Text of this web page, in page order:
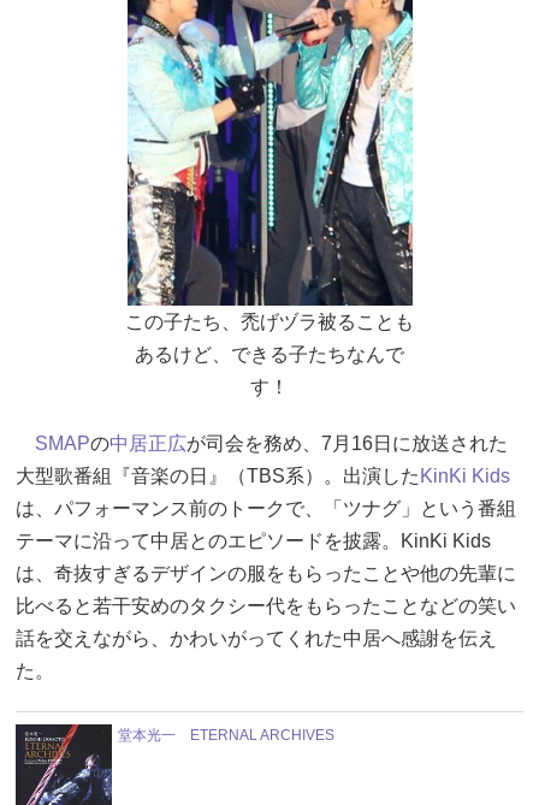
この子たち、禿げヅラ被ることも
あるけど、できる子たちなんで
す！
SMAPの中居正広が司会を務め、7月16日に放送された
大型歌番組『音楽の日』（TBS系）。出演した KinKi Kids
は、パフォーマンス前のトークで、「ツナグ」という番組
テーマに沿って中居とのエピソードを披露。KinKi Kids
は、奇抜すぎるデザインの服をもらったことや他の先輩に
比べると若干安めのタクシー代をもらったことなどの笑い
話を交えながら、かわいがってくれた中居へ感謝を伝え
た。
堂本光一 ETERNAL ARCHIVES